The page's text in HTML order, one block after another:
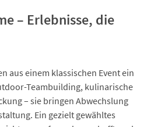
– Erlebnisse, die
aus einem klassischen Event ein
Teambuilding, kulinarische
– sie bringen Abwechslung
Ein gezielt gewähltes